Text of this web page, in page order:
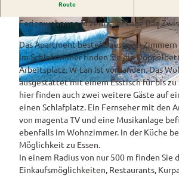
Wiefelstede
Wanderwege
Service
Alle
Theme
Radwa
ten
Fahrrad
Alle Themen
Park der
park Hobbie
park Gristede
Tage
des
offenen
Gartens
Themen
Freizeit
Alle
Theme
n
Wasser
aktivitä
Familie
n- und
Hörstationen
Gesundheit
Regionale
Gastronomie
& Führungen
Übersicht
Führungen
Service
Alle
Themen
Barrierefrei
Buchen
Alle
Themen
Hotels
5
W
2
A
2
5
4
2
5
W
2
A
2
5
6
8
5
W
2
A
2
5
7
0
Route
Ferienwohnung in zentraler Lage Bad
Das Apartment besteht aus zwei Zimmern
Im Schlafzimmer finden Sie ein
Arbeitsplatz. W-Lan ist vorhanden. Das
ausgestattet mit einem Esstisch für bis zu
hier finden auch zwei weitere Gäste auf
einen Schlafplatz. Ein Fernseher mit den
von magenta TV und eine Musikanlage
ebenfalls im Wohnzimmer. In der Küche
Möglichkeit zu Essen.
In einem Radius von nur 500 m finden Sie
Einkaufsmöglichkeiten, Restaurants,